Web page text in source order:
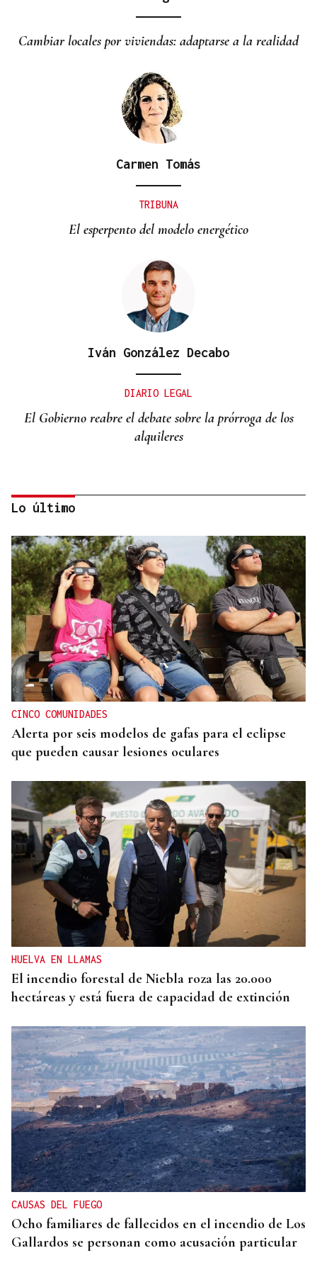
Cambiar locales por viviendas: adaptarse a la realidad
Carmen Tomás
TRIBUNA
El esperpento del modelo energético
Iván González Decabo
DIARIO LEGAL
El Gobierno reabre el debate sobre la prórroga de los
alquileres
Miguel Abad Vila
TRIBUNA
Una crisis migratoria y una crisis sanitaria
Lo último
CINCO COMUNIDADES
Alerta por seis modelos de gafas para el eclipse
que pueden causar lesiones oculares
HUELVA EN LLAMAS
El incendio forestal de Niebla roza las 20.000
hectáreas y está fuera de capacidad de extinción
CAUSAS DEL FUEGO
Ocho familiares de fallecidos en el incendio de Los
Gallardos se personan como acusación particular